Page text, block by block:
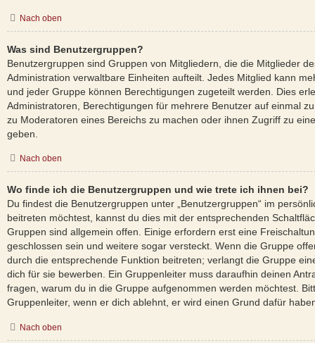
Nach oben
Was sind Benutzergruppen?
Benutzergruppen sind Gruppen von Mitgliedern, die die Mitglieder
Administration verwaltbare Einheiten aufteilt. Jedes Mitglied kann
und jeder Gruppe können Berechtigungen zugeteilt werden. Dies
Administratoren, Berechtigungen für mehrere Benutzer auf einmal
zu Moderatoren eines Bereichs zu machen oder ihnen Zugriff zu
geben.
Nach oben
Wo finde ich die Benutzergruppen und wie trete ich ihnen bei?
Du findest die Benutzergruppen unter „Benutzergruppen“ im
beitreten möchtest, kannst du dies mit der entsprechenden
Gruppen sind allgemein offen. Einige erfordern erst eine
geschlossen sein und weitere sogar versteckt. Wenn die Gruppe
durch die entsprechende Funktion beitreten; verlangt die Gruppe
dich für sie bewerben. Ein Gruppenleiter muss daraufhin deinen
fragen, warum du in die Gruppe aufgenommen werden möchtest.
Gruppenleiter, wenn er dich ablehnt, er wird einen Grund dafür
Nach oben